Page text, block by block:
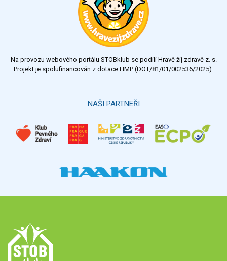
Na provozu webového portálu STOBklub se podílí Hravě žij zdravě z. s.
Projekt je spolufinancován z dotace HMP (DOT/81/01/002536/2025).
NAŠI PARTNEŘI